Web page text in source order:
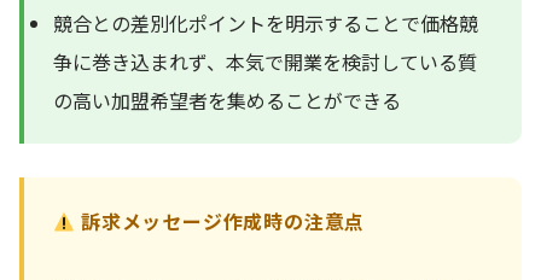
競合との差別化ポイントを明示することで価格競
争に巻き込まれず、本気で開業を検討している質
の高い加盟希望者を集めることができる
訴求メッセージ作成時の注意点